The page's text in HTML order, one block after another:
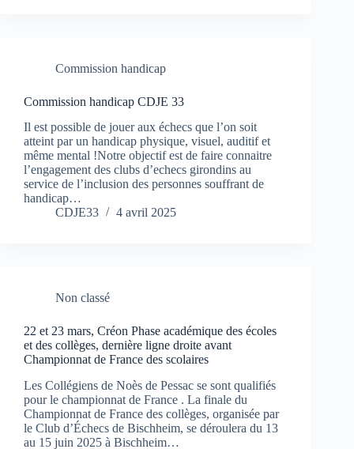
Commission handicap
Commission handicap CDJE 33
Il est possible de jouer aux échecs que l’on soit
atteint par un handicap physique, visuel, auditif et
même mental !Notre objectif est de faire connaitre
l’engagement des clubs d’echecs girondins au
service de l’inclusion des personnes souffrant de
handicap…
CDJE33
4 avril 2025
Non classé
22 et 23 mars, Créon Phase académique des écoles
et des collèges, dernière ligne droite avant
Championnat de France des scolaires
Les Collégiens de Noès de Pessac se sont qualifiés
pour le championnat de France . La finale du
Championnat de France des collèges, organisée par
le Club d’Échecs de Bischheim, se déroulera du 13
au 15 juin 2025 à Bischheim…